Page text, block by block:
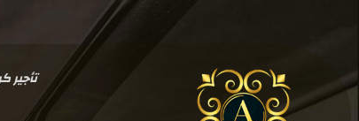
تأجير